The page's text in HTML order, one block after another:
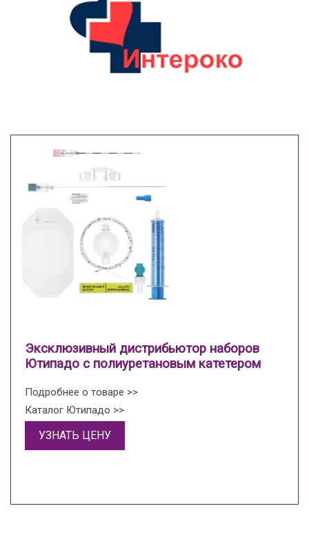
Эксклюзивный дистрибьютор наборов
Ютипадо с полиуретановым катетером
Подробнее о товаре >>
Каталог Ютипадо >>
УЗНАТЬ ЦЕНУ